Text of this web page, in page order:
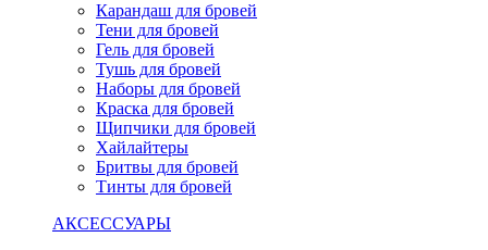
Карандаш для бровей
Тени для бровей
Гель для бровей
Тушь для бровей
Наборы для бровей
Краска для бровей
Щипчики для бровей
Хайлайтеры
Бритвы для бровей
Тинты для бровей
АКСЕССУАРЫ